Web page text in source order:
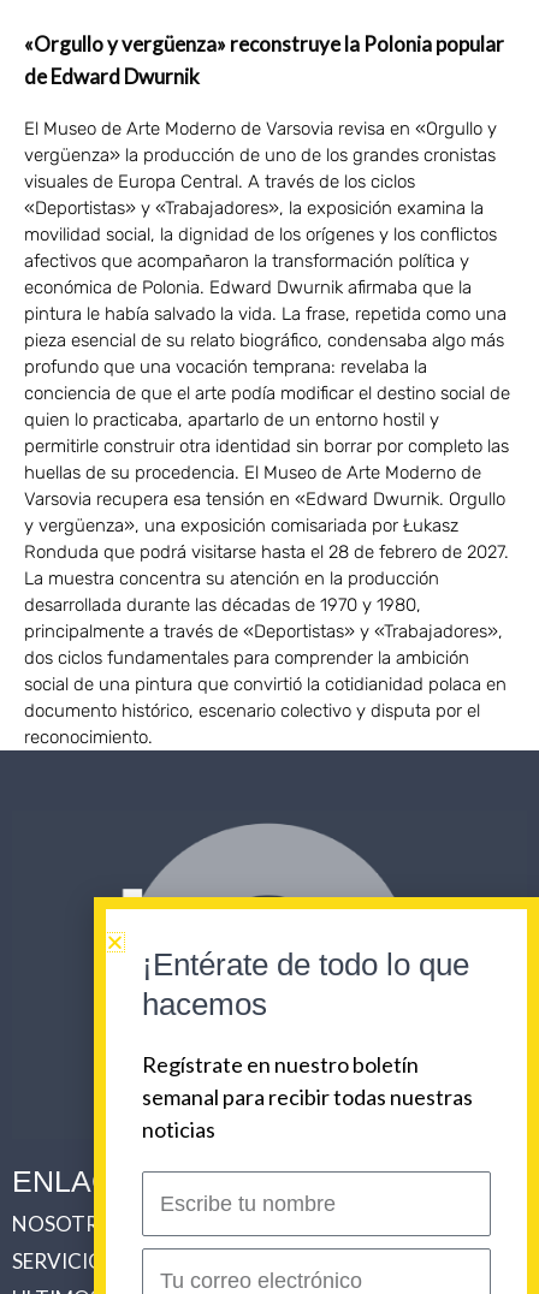
«Orgullo y vergüenza» reconstruye la Polonia popular
de Edward Dwurnik
El Museo de Arte Moderno de Varsovia revisa en «Orgullo y
vergüenza» la producción de uno de los grandes cronistas
visuales de Europa Central. A través de los ciclos
«Deportistas» y «Trabajadores», la exposición examina la
movilidad social, la dignidad de los orígenes y los conflictos
afectivos que acompañaron la transformación política y
económica de Polonia. Edward Dwurnik afirmaba que la
pintura le había salvado la vida. La frase, repetida como una
pieza esencial de su relato biográfico, condensaba algo más
profundo que una vocación temprana: revelaba la
conciencia de que el arte podía modificar el destino social de
quien lo practicaba, apartarlo de un entorno hostil y
permitirle construir otra identidad sin borrar por completo las
huellas de su procedencia. El Museo de Arte Moderno de
Varsovia recupera esa tensión en «Edward Dwurnik. Orgullo
y vergüenza», una exposición comisariada por Łukasz
Ronduda que podrá visitarse hasta el 28 de febrero de 2027.
La muestra concentra su atención en la producción
desarrollada durante las décadas de 1970 y 1980,
principalmente a través de «Deportistas» y «Trabajadores»,
dos ciclos fundamentales para comprender la ambición
social de una pintura que convirtió la cotidianidad polaca en
documento histórico, escenario colectivo y disputa por el
reconocimiento.
ENLACES CORPORATIVOS
NOSOTROS
SERVICIOS
¡Entérate de todo lo que
hacemos
Regístrate en nuestro boletín
semanal para recibir todas nuestras
noticias
nombre